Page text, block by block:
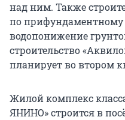
над ним. Также
по прифундаментному
водопонижение
строительство
планирует во втором
Жилой комплекс
ЯНИНО» строится в